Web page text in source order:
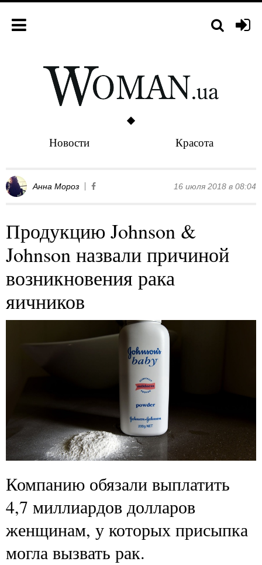
Новости Красота
Анна Мороз 16 июля 2018 в 08:04
Продукцию Johnson &
Johnson назвали причиной
возникновения рака
яичников
Компанию обязали выплатить
4,7 миллиардов долларов
женщинам, у которых присыпка
могла вызвать рак.